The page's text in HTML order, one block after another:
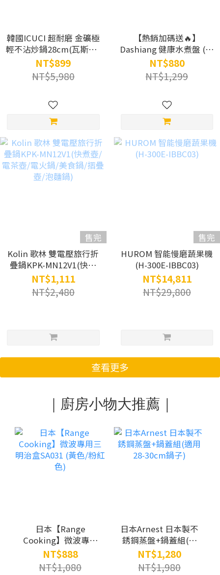
韓國ICUCI 超耐磨 金礦極
輕不沾炒鍋28cm(瓦斯款/
香檳金/百萬次耐磨/極輕)
NT$899
NT$5,980
【熱銷加碼送🔥】
Dashiang 健康水煮盤 (加
贈$350 《100種吐司更好
吃的方法》)
NT$880
NT$1,299
售完
Kolin 歌林 雙電壓旅行折
疊鍋KPK-MN12V1(快煮
壺/電茶壺/電火鍋/美食
鍋/摺疊壺/泡麵鍋)
NT$1,111
NT$2,480
售完
HUROM 智能慢磨蔬果機
(H-300E-IBBC03)
NT$14,811
NT$29,800
查看更多
｜廚房小物大推薦｜
日本【Range
Cooking】微波專用
三明治盒SA031 (黃
色/粉紅色)
NT$888
NT$1,080
日本Arnest 日本製不
銹鋼蒸盤+鍋蓋組(適
用28-30cm鍋子)
NT$1,280
NT$1,980